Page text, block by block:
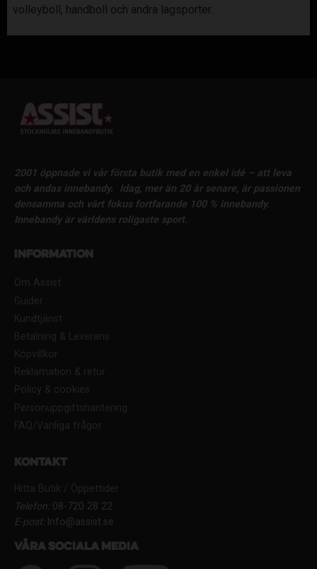
volleyboll, handboll och andra lagsporter.
2001 öppnade vi vår första butik med en enkel idé – att leva
och andas innebandy.
Idag, mer än 20 år senare, är passionen
densamma och vårt fokus fortfarande 100 % innebandy.
Innebandy är världens roligaste sport.
Information
Om Assist
Guider
Kundtjänst
Betalning & Leverans
Köpvillkor
Reklamation & retur
Policy & cookies
Personuppgiftshantering
FAQ/Vanliga frågor
Kontakt
Hitta Butik / Öppettider
Telefon:08-720 28 22
E-post:Info@assist.se
Våra sociala media